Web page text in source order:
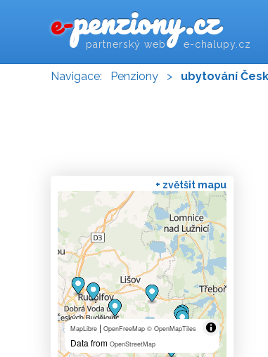
e-penziony.cz
partnerský web e-chalupy.cz
Navigace: Penziony > ubytování
+ zvětšit mapu
MapLibre | OpenFreeMap © OpenMapTiles
Data from OpenStreetMap